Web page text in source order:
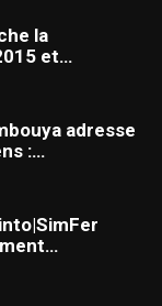
la
et…
adresse
:…